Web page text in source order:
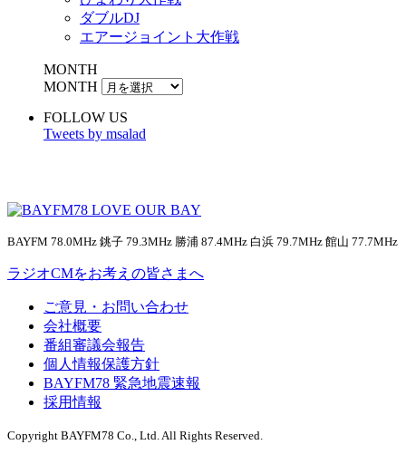
ダブルDJ
エアージョイント大作戦
MONTH
MONTH
FOLLOW US
Tweets by msalad
BAYFM 78.0MHz 銚子 79.3MHz 勝浦 87.4MHz 白浜 79.7MHz 館山 77.7MHz
ラジオCMをお考えの皆さまへ
ご意見・お問い合わせ
会社概要
番組審議会報告
個人情報保護方針
BAYFM78 緊急地震速報
採用情報
Copyright BAYFM78 Co., Ltd. All Rights Reserved.